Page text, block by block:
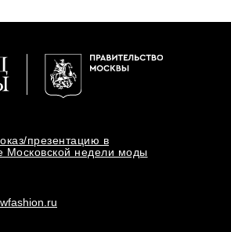
презентацию в
Московской недели моды